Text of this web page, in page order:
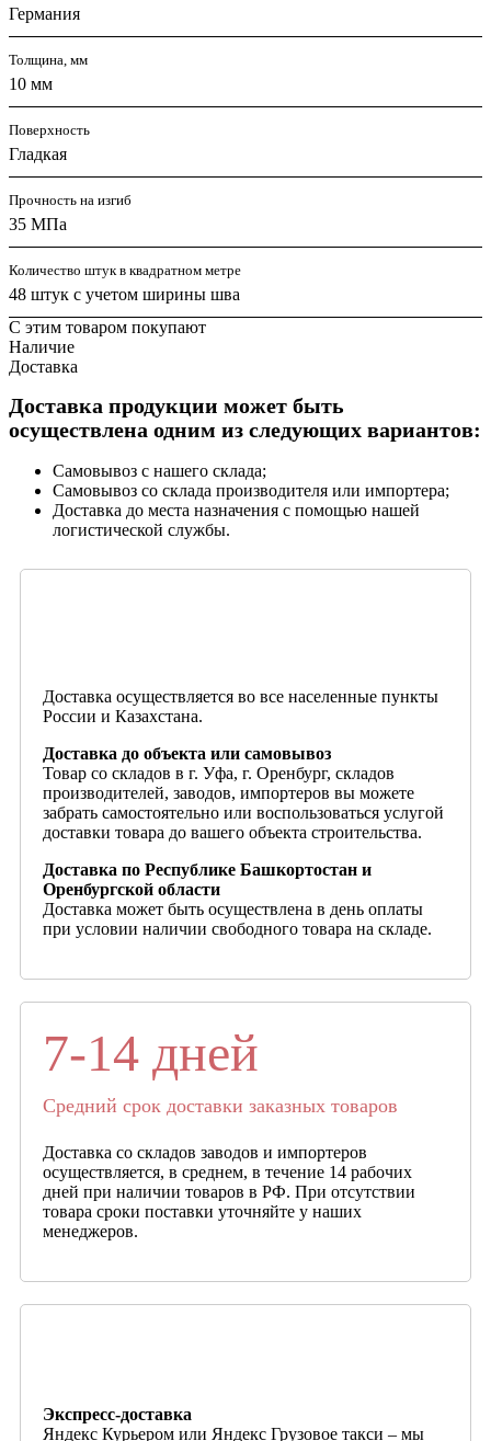
Германия
Толщина, мм
10 мм
Поверхность
Гладкая
Прочность на изгиб
35 МПа
Количество штук в квадратном метре
48 штук с учетом ширины шва
С этим товаром покупают
Наличие
Доставка
Доставка продукции может быть
осуществлена одним из следующих вариантов:
Самовывоз с нашего склада;
Самовывоз со склада производителя или импортера;
Доставка до места назначения с помощью нашей
логистической службы.
Доставка осуществляется во все населенные пункты
России и Казахстана.
Доставка до объекта или самовывоз
Товар со складов в г. Уфа, г. Оренбург, складов
производителей, заводов, импортеров вы можете
забрать самостоятельно или воспользоваться услугой
доставки товара до вашего объекта строительства.
Доставка по Республике Башкортостан и
Оренбургской области
Доставка может быть осуществлена в день оплаты
при условии наличии свободного товара на складе.
7-14 дней
Средний срок доставки заказных товаров
Доставка со складов заводов и импортеров
осуществляется, в среднем, в течение 14 рабочих
дней при наличии товаров в РФ. При отсутствии
товара сроки поставки уточняйте у наших
менеджеров.
Экспресс-доставка
Яндекс Курьером или Яндекс Грузовое такси – мы